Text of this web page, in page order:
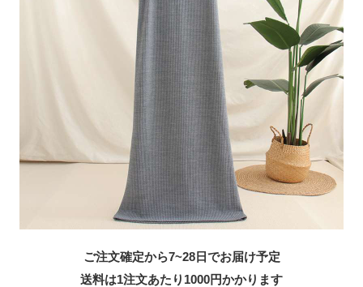
ご注文確定から7~28日でお届け予定
送料は1注文あたり 1000円かかります